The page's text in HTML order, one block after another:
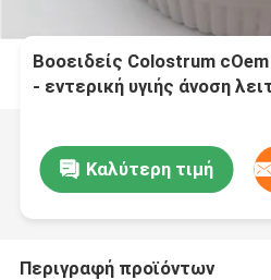
Βοοειδείς Colostrum
- εντερική υγιής άνοση
Καλύτερη τιμή
Περιγραφή προϊόντων